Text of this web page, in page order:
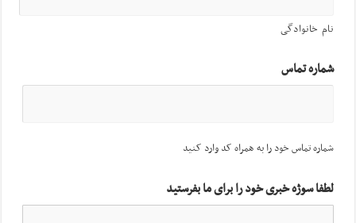
نام خانوادگی
شماره تماس
شماره تماس خود را به همراه کد وارد کنید
لطفا سوژه خبری خود را برای ما بفرستید